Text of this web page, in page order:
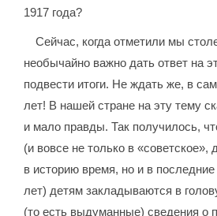
1917 года?
Сейчас, когда отметили мы
необычайно важно дать ответ на
подвести итоги. Не ждать же, в
лет! В нашей стране на эту тему
и мало правды. Так получилось,
(и вовсе не только в
в историю время, но и в
лет) детям закладываются в
(то есть выдуманные) сведения о